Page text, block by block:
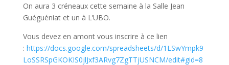
On aura 3 créneaux cette semaine à la Salle Jean
Guéguéniat et un à L’UBO.
Vous devez en amont vous inscrire à ce lien
: https://docs.google.com/spreadsheets/d/1LSwYmpk9
LoSSRSpGKOKIS0jlJxf3ARvg7ZgTTjUSNCM/edit#gid=8